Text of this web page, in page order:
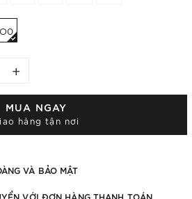
+
MUA NGAY
hàng tận nơi
VÀ BẢO MẬT
VỚI ĐƠN HÀNG THANH TOÁN